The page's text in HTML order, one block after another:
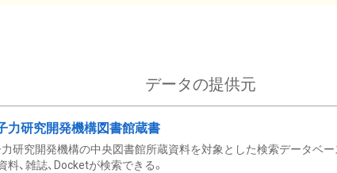
データの提供元
力研究開発機構図書館蔵書
研究開発機構の中央図書館所蔵資料を対象とした検索データベー
料、雑誌、Docketが検索できる。